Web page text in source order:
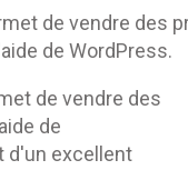
de vendre des
de WordPress.
de vendre des
de
d'un excellent